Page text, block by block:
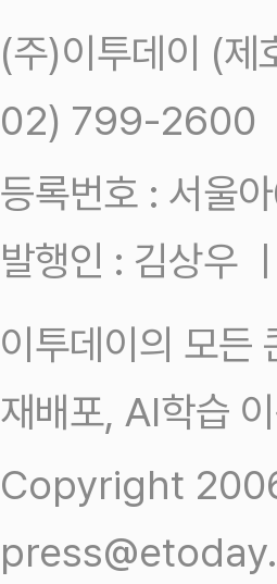
(주)이투데이 (
02) 799-2600
등록번호 : 서울
발행인 : 김상우
이투데이의 모든
재배포, AI학습
Copyright